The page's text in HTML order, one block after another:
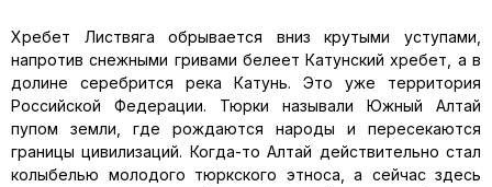
Хребет Листвяга обрывается вниз крутыми уступами,
напротив снежными гривами белеет Катунский хребет, а в
долине серебрится река Катунь. Это уже территория
Российской Федерации. Тюрки называли Южный Алтай
пупом земли, где рождаются народы и пересекаются
границы цивилизаций. Когда-то Алтай действительно стал
колыбелью молодого тюркского этноса, а сейчас здесь